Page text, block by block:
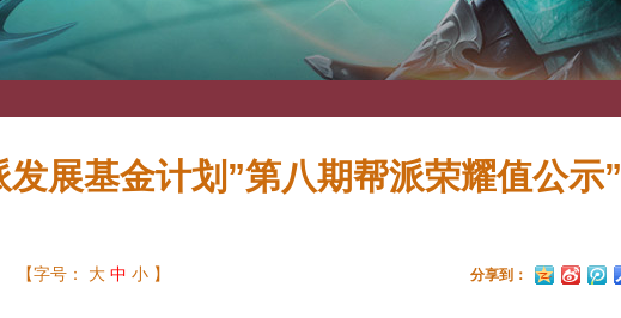
发展基金计划”第八期帮派荣耀值公示”
分享到：
【字号： 大 中 小 】